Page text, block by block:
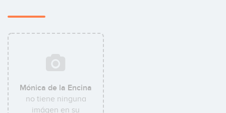
Mónica de la Encina
no tiene ninguna
imágen en su